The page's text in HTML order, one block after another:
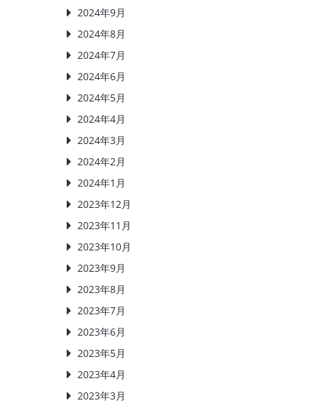
2024年9月
2024年8月
2024年7月
2024年6月
2024年5月
2024年4月
2024年3月
2024年2月
2024年1月
2023年12月
2023年11月
2023年10月
2023年9月
2023年8月
2023年7月
2023年6月
2023年5月
2023年4月
2023年3月